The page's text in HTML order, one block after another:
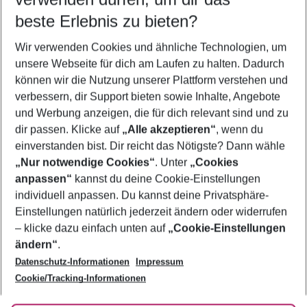
5-8 Nächte
2 Erwachsene Keine Kinder
Mehr Filter anzeigen
Footer
Footer navigation
Über uns
AGB
Bestpreisgarantie
Cookie-Einstellungen ändern
Cookie-Richtlinie
Agenturbetreuung
Barrierefreies Reisen
Folge uns
beste Erlebnis zu bieten?
Wir verwenden Cookies und ähnliche Technologien, um
unsere Webseite für dich am Laufen zu halten. Dadurch
können wir die Nutzung unserer Plattform verstehen und
verbessern, dir Support bieten sowie Inhalte, Angebote
und Werbung anzeigen, die für dich relevant sind und zu
dir passen. Klicke auf „Alle akzeptieren“, wenn du
einverstanden bist. Dir reicht das Nötigste? Dann wähle
„Nur notwendige Cookies“. Unter „Cookies
anpassen“ kannst du deine Cookie-Einstellungen
individuell anpassen. Du kannst deine Privatsphäre-
Einstellungen natürlich jederzeit ändern oder widerrufen
– klicke dazu einfach unten auf „Cookie-Einstellungen
ändern“.
Datenschutz-Informationen
Impressum
Cookie/Tracking-Informationen